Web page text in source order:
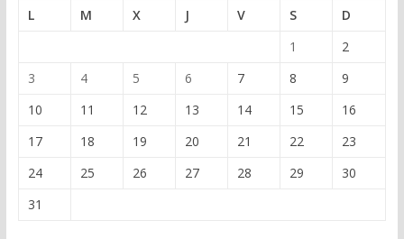
L
M X J V S
D
1
2
3
4 5 6 7 8
9
10
11 12 13 14 15
16
17
18 19 20 21 22
23
24
25 26 27 28 29
30
31